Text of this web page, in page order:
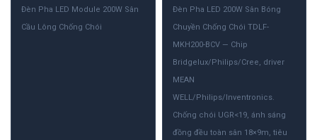
Đèn Pha LED Module 200W Sân
Cầu Lông Chống Chói
Đèn Pha LED 200W Sân Bóng
Chuyền Chống Chói TDLF-
MKH200-BCV — Chip
Bridgelux/Philips/Cree, driver
MEAN
WELL/Philips/Inventronics.
Chống chói UGR<19, ánh sáng
đồng đều toàn sân 18×9m, tiêu